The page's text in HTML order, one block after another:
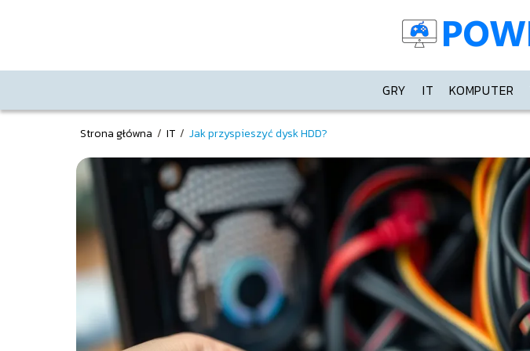
GRY IT KOMPUTER
Strona główna / IT / Jak przyspieszyć dysk HDD?